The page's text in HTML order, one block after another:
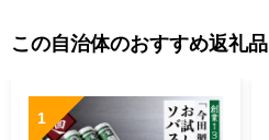
この自治体のおすすめ返礼品
1